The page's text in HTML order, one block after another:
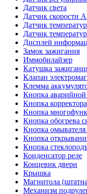
Датчик света
Датчик скорости
Датчик
Датчик
Дисплей
Замок зажигания
Иммобилайзер
Катушка
Клапан
Клемма
Кнопка аварийной
Кнопка
Кнопка
Кнопка обогрева
Кнопка
Кнопка
Кнопка
Конденсатор реле
Концевик двери
Крышка
Магнитола
Механизм